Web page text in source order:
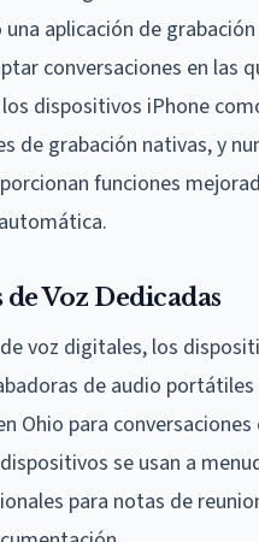
aplicación de
conversaciones en las
dispositivos iPhone
de grabación nativas, y
funciones
Voz Dedicadas
voz digitales, los
de audio
Ohio para conversaciones
se usan a
para notas de